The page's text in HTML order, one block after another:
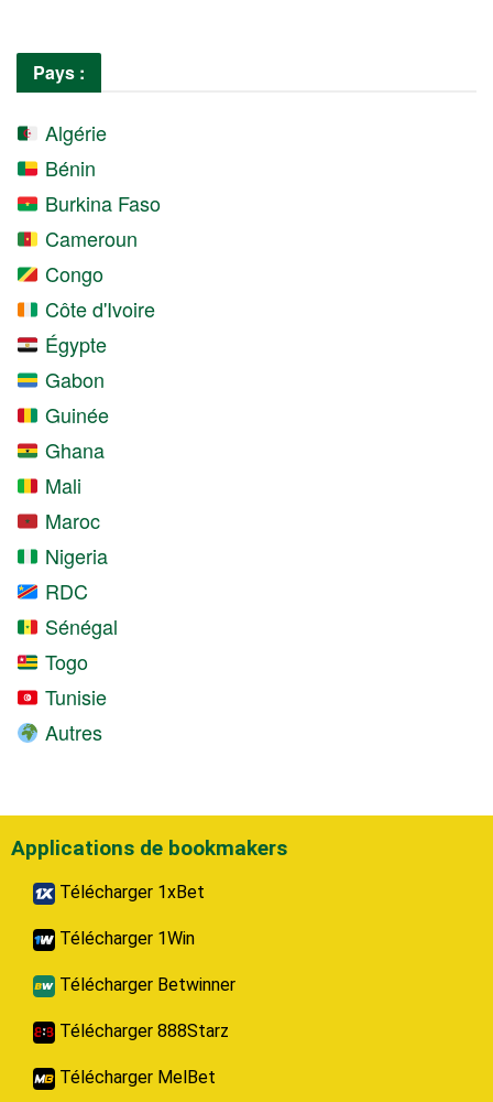
Pays :
Algérie
Bénin
Burkina Faso
Cameroun
Congo
Côte d'Ivoire
Égypte
Gabon
Guinée
Ghana
Mali
Maroc
Nigeria
RDC
Sénégal
Togo
Tunisie
Autres
Applications de bookmakers
Télécharger 1xBet
Télécharger 1Win
Télécharger Betwinner
Télécharger 888Starz
Télécharger MelBet